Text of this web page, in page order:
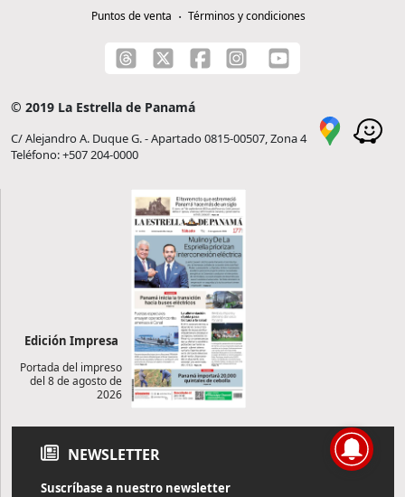
Puntos de venta
Términos y condiciones
© 2019 La Estrella de Panamá
C/ Alejandro A. Duque G. - Apartado 0815-00507, Zona 4
Teléfono: +507 204-0000
Edición Impresa
Portada del impreso
del 8 de agosto de
2026
NEWSLETTER
Suscríbase a nuestro newsletter